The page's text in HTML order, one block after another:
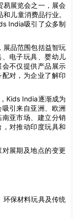
易展览会之一，展会
儿童消费品行业。
India吸引了众多制
展品范围包括益智玩
电子玩具、婴幼儿
不仅提供产品展示
对，为企业了解印
Kids India逐渐成为
引来自亚洲、欧洲
亚市场、建立分销
对推动印度玩具和
展期及地点的变更
环保材料玩具及传统